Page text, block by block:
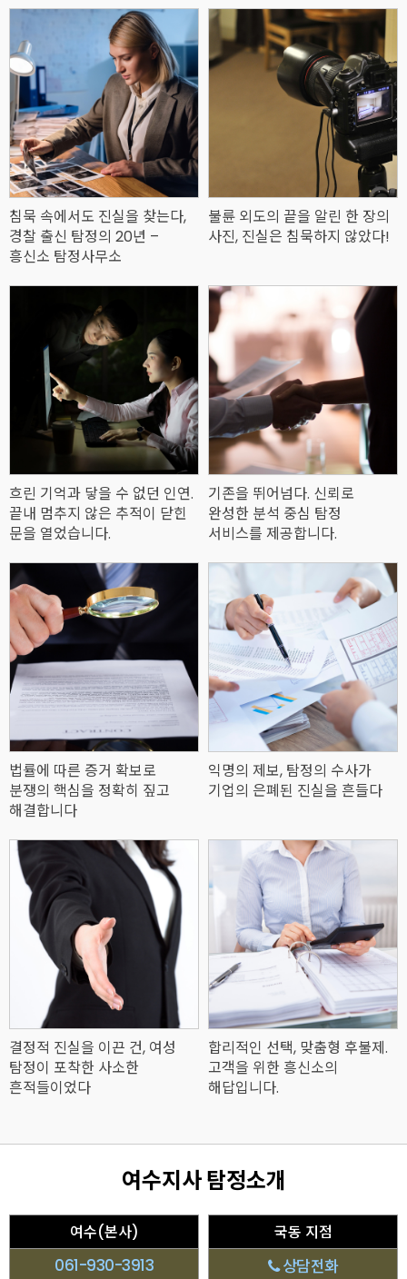
침묵 속에서도 진실을 찾는다,
경찰 출신 탐정의 20년 –
흥신소 탐정사무소
불륜 외도의 끝을 알린 한 장의
사진, 진실은 침묵하지 않았다!
흐린 기억과 닿을 수 없던 인연.
끝내 멈추지 않은 추적이 닫힌
문을 열었습니다.
기존을 뛰어넘다. 신뢰로
완성한 분석 중심 탐정
서비스를 제공합니다.
법률에 따른 증거 확보로
분쟁의 핵심을 정확히 짚고
해결합니다
익명의 제보, 탐정의 수사가
기업의 은폐된 진실을 흔들다
결정적 진실을 이끈 건, 여성
탐정이 포착한 사소한
흔적들이었다
합리적인 선택, 맞춤형 후불제.
고객을 위한 흥신소의
해답입니다.
여수지사 탐정소개
여수(본사)
061-930-3913
국동 지점
상담전화